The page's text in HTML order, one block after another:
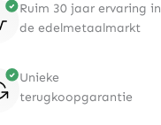
Ruim 30 jaar ervaring in
de edelmetaalmarkt
Unieke
terugkoopgarantie